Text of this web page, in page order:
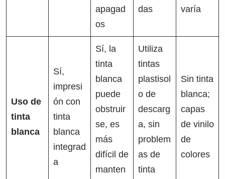
apagad
os
das
varía
Uso de
tinta
blanca
Sí,
impresi
ón con
tinta
blanca
integrad
a
Sí, la
tinta
blanca
puede
obstruir
se, es
más
difícil de
manten
Utiliza
tintas
plastisol
o de
descarg
a, sin
problem
as de
tinta
Sin tinta
blanca;
capas
de vinilo
de
colores